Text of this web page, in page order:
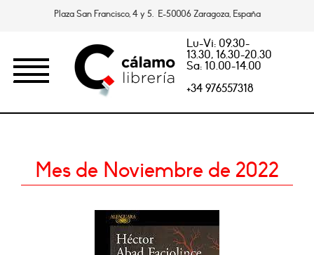
Plaza San Francisco, 4 y 5. E-50006 Zaragoza, España
Lu-Vi: 09.30-
13.30, 16.30-20.30
Sa: 10.00-14.00
+34 976557318
Mes de Noviembre de 2022